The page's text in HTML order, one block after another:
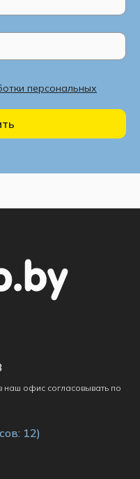
персональных
наш офис согласовывать по
12)